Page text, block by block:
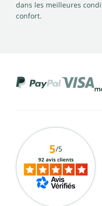
dans les meilleures
confort.
5/5
92 avis clients